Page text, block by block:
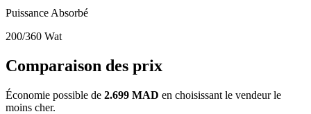
Puissance Absorbé
200/360 Wat
Comparaison des prix
Économie possible de 2.699 MAD en choisissant le vendeur le
moins cher.